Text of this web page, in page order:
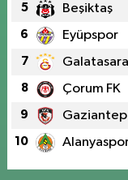
5 Beşiktaş
6 Eyüpspor
7
8 Çorum FK
9 Gaziantep
10